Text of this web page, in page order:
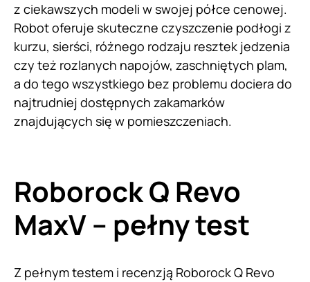
z ciekawszych modeli w swojej półce cenowej.
Robot oferuje skuteczne czyszczenie podłogi z
kurzu, sierści, różnego rodzaju resztek jedzenia
czy też rozlanych napojów, zaschniętych plam,
a do tego wszystkiego bez problemu dociera do
najtrudniej dostępnych zakamarków
znajdujących się w pomieszczeniach.
Roborock Q Revo
MaxV – pełny test
Z pełnym testem i recenzją Roborock Q Revo